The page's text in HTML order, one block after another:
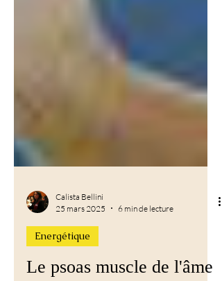
Calista Bellini
25 mars 2025
Energétique